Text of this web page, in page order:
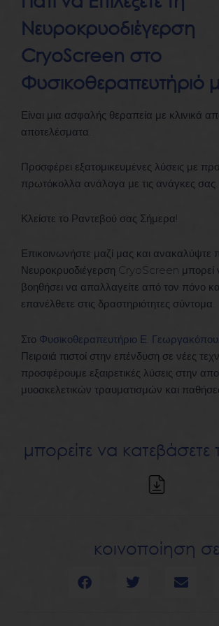
Νευροκρυοδιέγερση
CryoScreen στο
Φυσικοθεραπευτήριό
Είναι μια ασφαλής θεραπεία με κλινικά
αποτελέσματα.
Προσφέρει εξατομικευμένες λύσεις με
πρωτόκολλα ανάλογα με τις ανάγκες σας.
Κλείστε το Ραντεβού σας Σήμερα!
Επικοινωνήστε μαζί μας και ανακαλύψτε
Νευροκρυοδιέγερση CryoScreen μπορεί
βοηθήσει να απαλλαγείτε από τον πόνο
επανέλθετε στις δραστηριότητες σύντομα.
Στο Φυσικοθεραπευτήριο Ε.
Πειραιά πιστοί στην επένδυση σε νέες
προσφέρουμε εξαιρετικές λύσεις στην
μυοσκελετικών τραυματισμών και
μπορείτε να κατεβάσετε
κοινοποίηση σε